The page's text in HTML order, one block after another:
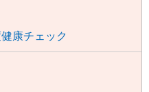
康チェック